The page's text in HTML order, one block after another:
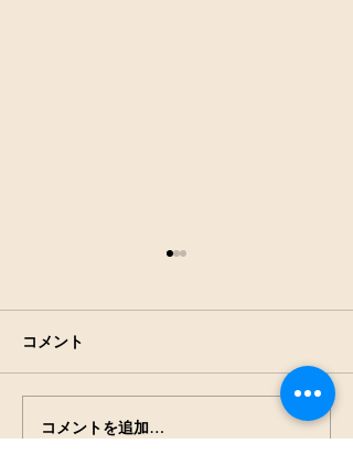
コメント
コメントを追加…